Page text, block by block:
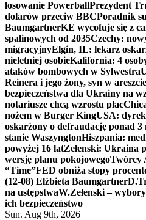
losowanie PowerballPrezydent
dolarów przeciw BBCPoradnik
BaumgartnerKE wycofuje się z
spalinowych od 2035Czechy:
migracyjnyElgin, IL: lekarz
nieletniej osobieKalifornia: 4
ataków bombowych w Sylwestra
Reinera i jego żony, syn w areszcie
bezpieczeństwa dla Ukrainy na
notariusze chcą wzrostu płac
nożem w Burger KingUSA:
oskarżony o defraudację ponad
stanie WaszyngtonHiszpania:
powyżej 16 latZełenski: Ukraina
wersję planu pokojowegoTwórcy
“Time”FED obniża stopy
(12-08) Elżbieta Baumgartner
na ustępstwaW.Zełenski –
ich bezpieczeństwo
Sun. Aug 9th, 2026